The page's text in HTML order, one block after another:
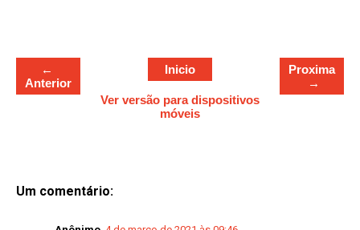
←
Anterior
Proxima
→
Inicio
Ver versão para dispositivos
móveis
Um comentário: